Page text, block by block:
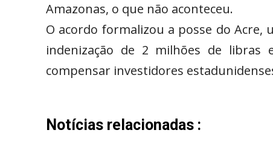
Amazonas, o que não aconteceu.
O acordo formalizou a posse do Acre,
indenização de 2 milhões de libras
compensar investidores
Notícias relacionadas :